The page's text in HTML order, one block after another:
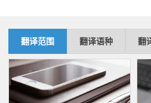
翻译范围 翻译语种 翻